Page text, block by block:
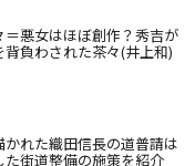
＝悪女はほぼ創作？秀吉が
負わされた茶々(井上和)
かれた織田信長の道普請は
た街道整備の施策を紹介